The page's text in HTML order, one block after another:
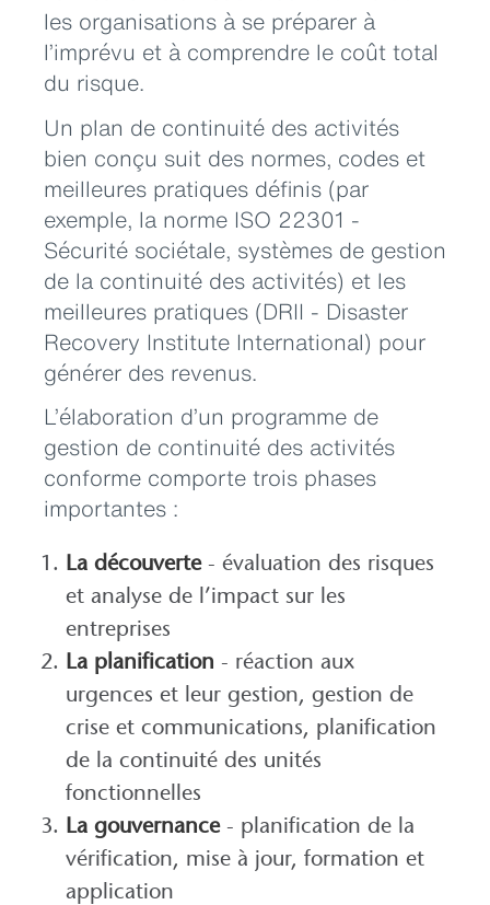
les organisations à se préparer à
l’imprévu et à comprendre le coût total
du risque.
Un plan de continuité des activités
bien conçu suit des normes, codes et
meilleures pratiques définis (par
exemple, la norme ISO 22301 -
Sécurité sociétale, systèmes de gestion
de la continuité des activités) et les
meilleures pratiques (DRII - Disaster
Recovery Institute International) pour
générer des revenus.
L’élaboration d’un programme de
gestion de continuité des activités
conforme comporte trois phases
importantes :
La découverte- évaluation des risques
et analyse de l’impact sur les
entreprises
La planification - réaction aux
urgences et leur gestion, gestion de
crise et communications, planification
de la continuité des unités
fonctionnelles
La gouvernance- planification de la
vérification, mise à jour, formation et
application